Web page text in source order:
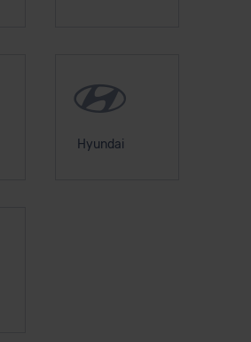
Hyundai